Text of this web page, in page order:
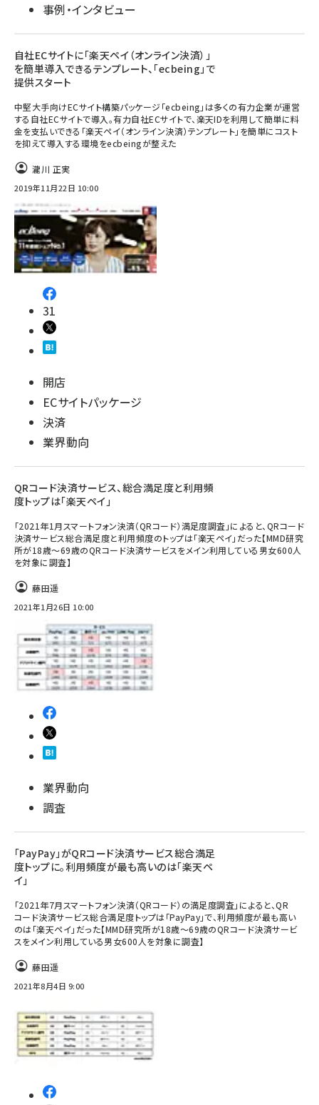
事例・インタビュー
自社ECサイトに「楽天ペイ（オンライン決済）」
を簡単導入できるテンプレート、「ecbeing」で
提供スタート
中堅大手向けECサイト構築パッケージ「ecbeing」は多くの有力企業が運営
する自社ECサイトで導入。有力自社ECサイトで、楽天IDを利用して簡単に料
金を支払いできる「楽天ペイ（オンライン決済）テンプレート」を簡単にコスト
を抑えて導入する環境をecbeingが整えた
瀧川 正実
2019年11月22日 10:00
31
開店
ECサイトパッケージ
決済
業界動向
QRコード決済サービス、総合満足度と利用頻
度トップは「楽天ペイ」
「2021年1月スマートフォン決済（QRコード）満足度調査」によると、QRコード
決済サービス総合満足度と利用頻度のトップは「楽天ペイ」だった【MMD研究
所が18歳～69歳のQRコード決済サービスをメイン利用している男女600人
を対象に調査】
藤田遥
2021年1月26日 10:00
業界動向
調査
「PayPay」がQRコード決済サービス総合満足
度トップに。利用頻度が最も高いのは「楽天ペ
イ」
「2021年7月スマートフォン決済（QRコード）の満足度調査」によると、QR
コード決済サービス総合満足度トップは「PayPay」で、利用頻度が最も高い
のは「楽天ペイ」だった【MMD研究所が18歳～69歳のQRコード決済サービ
スをメイン利用している男女600人を対象に調査】
藤田遥
2021年8月4日 9:00